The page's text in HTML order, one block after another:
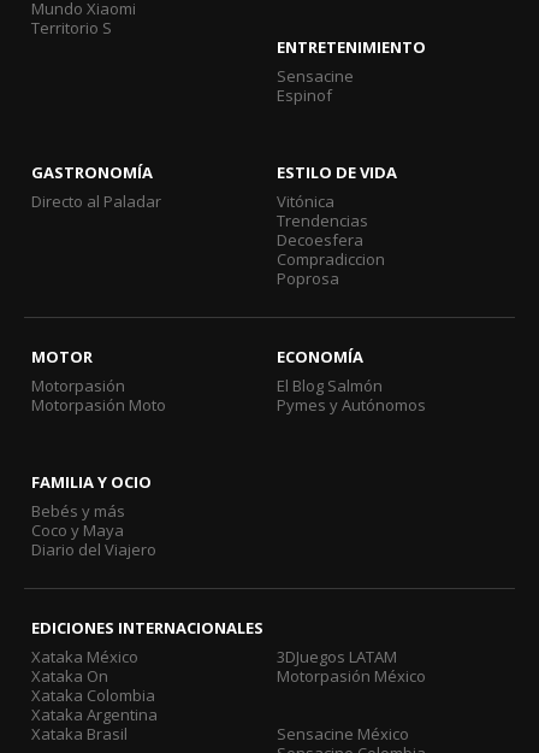
Mundo Xiaomi
Territorio S
ENTRETENIMIENTO
Sensacine
Espinof
GASTRONOMÍA
Directo al Paladar
ESTILO DE VIDA
Vitónica
Trendencias
Decoesfera
Compradiccion
Poprosa
MOTOR
Motorpasión
Motorpasión Moto
ECONOMÍA
El Blog Salmón
Pymes y Autónomos
FAMILIA Y OCIO
Bebés y más
Coco y Maya
Diario del Viajero
EDICIONES INTERNACIONALES
Xataka México
Xataka On
Xataka Colombia
Xataka Argentina
Xataka Brasil
3DJuegos LATAM
Motorpasión México
Sensacine México